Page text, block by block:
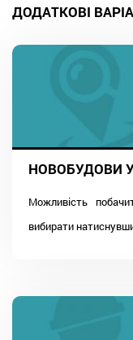
ДОДАТКОВІ
НОВОБУДОВИ
Можливість
вибирати